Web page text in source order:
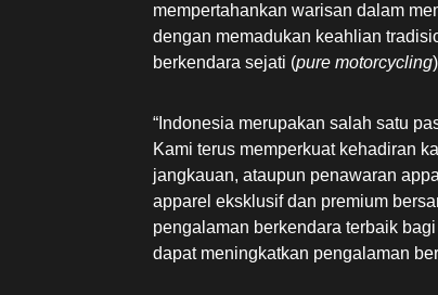
mempertahankan warisan dalam
dengan memadukan keahlian
berkendara sejati (pure motorcycling
“Indonesia merupakan salah satu
Kami terus memperkuat kehadiran
jangkauan, ataupun penawaran
apparel eksklusif dan premium
pengalaman berkendara terbaik
dapat meningkatkan pengalaman